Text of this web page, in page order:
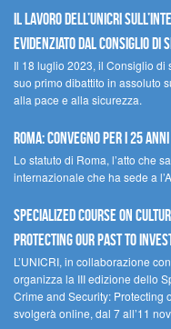
Il lavoro dell’UNICRI
evidenziato dal Consiglio
Il 18 luglio 2023, il Consiglio di
suo primo dibattito in assoluto
alla pace e alla sicurezza.
Roma: convegno per i 25
Lo statuto di Roma, l’atto che
internazionale che ha sede a
Specialized Course on
Protecting our Past to
L’UNICRI, in collaborazione
organizza la III edizione dello
Crime and Security: Protecting
svolgerà online, dal 7 all’11